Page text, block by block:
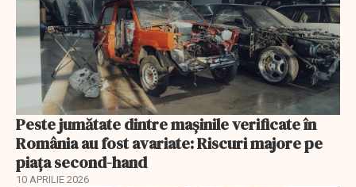
Peste jumătate dintre mașinile verificate în
România au fost avariate: Riscuri majore pe
piața second-hand
10 APRILIE 2026